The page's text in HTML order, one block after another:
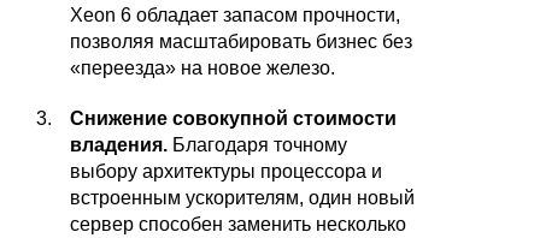
Xeon 6 обладает запасом прочности,
позволяя масштабировать бизнес без
«переезда» на новое железо.
Снижение совокупной стоимости
владения. Благодаря точному
выбору архитектуры процессора и
встроенным ускорителям, один новый
сервер способен заменить несколько